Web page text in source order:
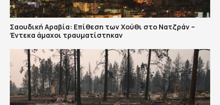
Σαουδική Αραβία: Επίθεση των Χούθι στο Νατζράν –
Έντεκα άμαχοι τραυματίστηκαν